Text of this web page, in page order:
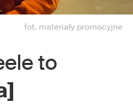
fot. materiały promocyjne
to